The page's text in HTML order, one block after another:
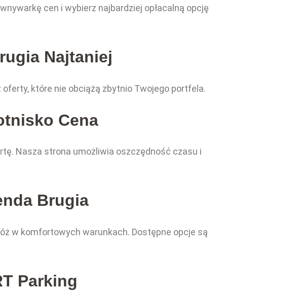
cen i wybierz najbardziej opłacalną opcję
Najtaniej
które nie obciążą zbytnio Twojego portfela.
Cena
Nasza strona umożliwia oszczędność czasu i
Brugia
w komfortowych warunkach. Dostępne opcje są
Parking